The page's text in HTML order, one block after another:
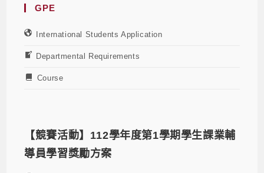
GPE
International Students Application
Departmental Requirements
Course
【競賽活動】112學年度第1學期學生課業輔
導員學習獎勵方案